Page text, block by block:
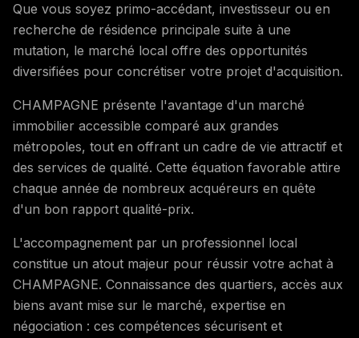
Que vous soyez primo-accédant, investisseur ou en
recherche de résidence principale suite à une
mutation, le marché local offre des opportunités
diversifiées pour concrétiser votre projet d'acquisition.
CHAMPAGNE présente l'avantage d'un marché
immobilier accessible comparé aux grandes
métropoles, tout en offrant un cadre de vie attractif et
des services de qualité. Cette équation favorable attire
chaque année de nombreux acquéreurs en quête
d'un bon rapport qualité-prix.
L'accompagnement par un professionnel local
constitue un atout majeur pour réussir votre achat à
CHAMPAGNE. Connaissance des quartiers, accès aux
biens avant mise sur le marché, expertise en
négociation : ces compétences sécurisent et